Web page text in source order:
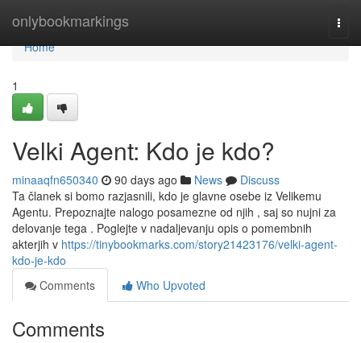
onlybookmarkings
Home
Home
1
Velki Agent: Kdo je kdo?
minaaqfn650340 90 days ago News
Discuss
Ta članek si bomo razjasnili, kdo je glavne osebe iz Velikemu
Agentu. Prepoznajte nalogo posamezne od njih , saj so nujni za
delovanje tega . Poglejte v nadaljevanju opis o pomembnih
akterjih v https://tinybookmarks.com/story21423176/velki-agent-
kdo-je-kdo
Comments
Who Upvoted
Comments